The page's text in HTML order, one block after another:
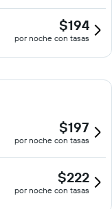
$194
por noche con tasas
$197
por noche con tasas
$222
por noche con tasas